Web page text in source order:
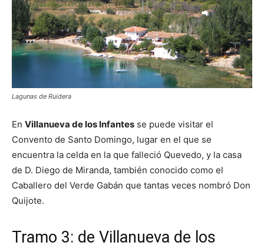
Lagunas de Ruidera
En Villanueva de los Infantes se puede visitar el
Convento de Santo Domingo, lugar en el que se
encuentra la celda en la que falleció Quevedo, y la casa
de D. Diego de Miranda, también conocido como el
Caballero del Verde Gabán que tantas veces nombró Don
Quijote.
Tramo 3: de Villanueva de los